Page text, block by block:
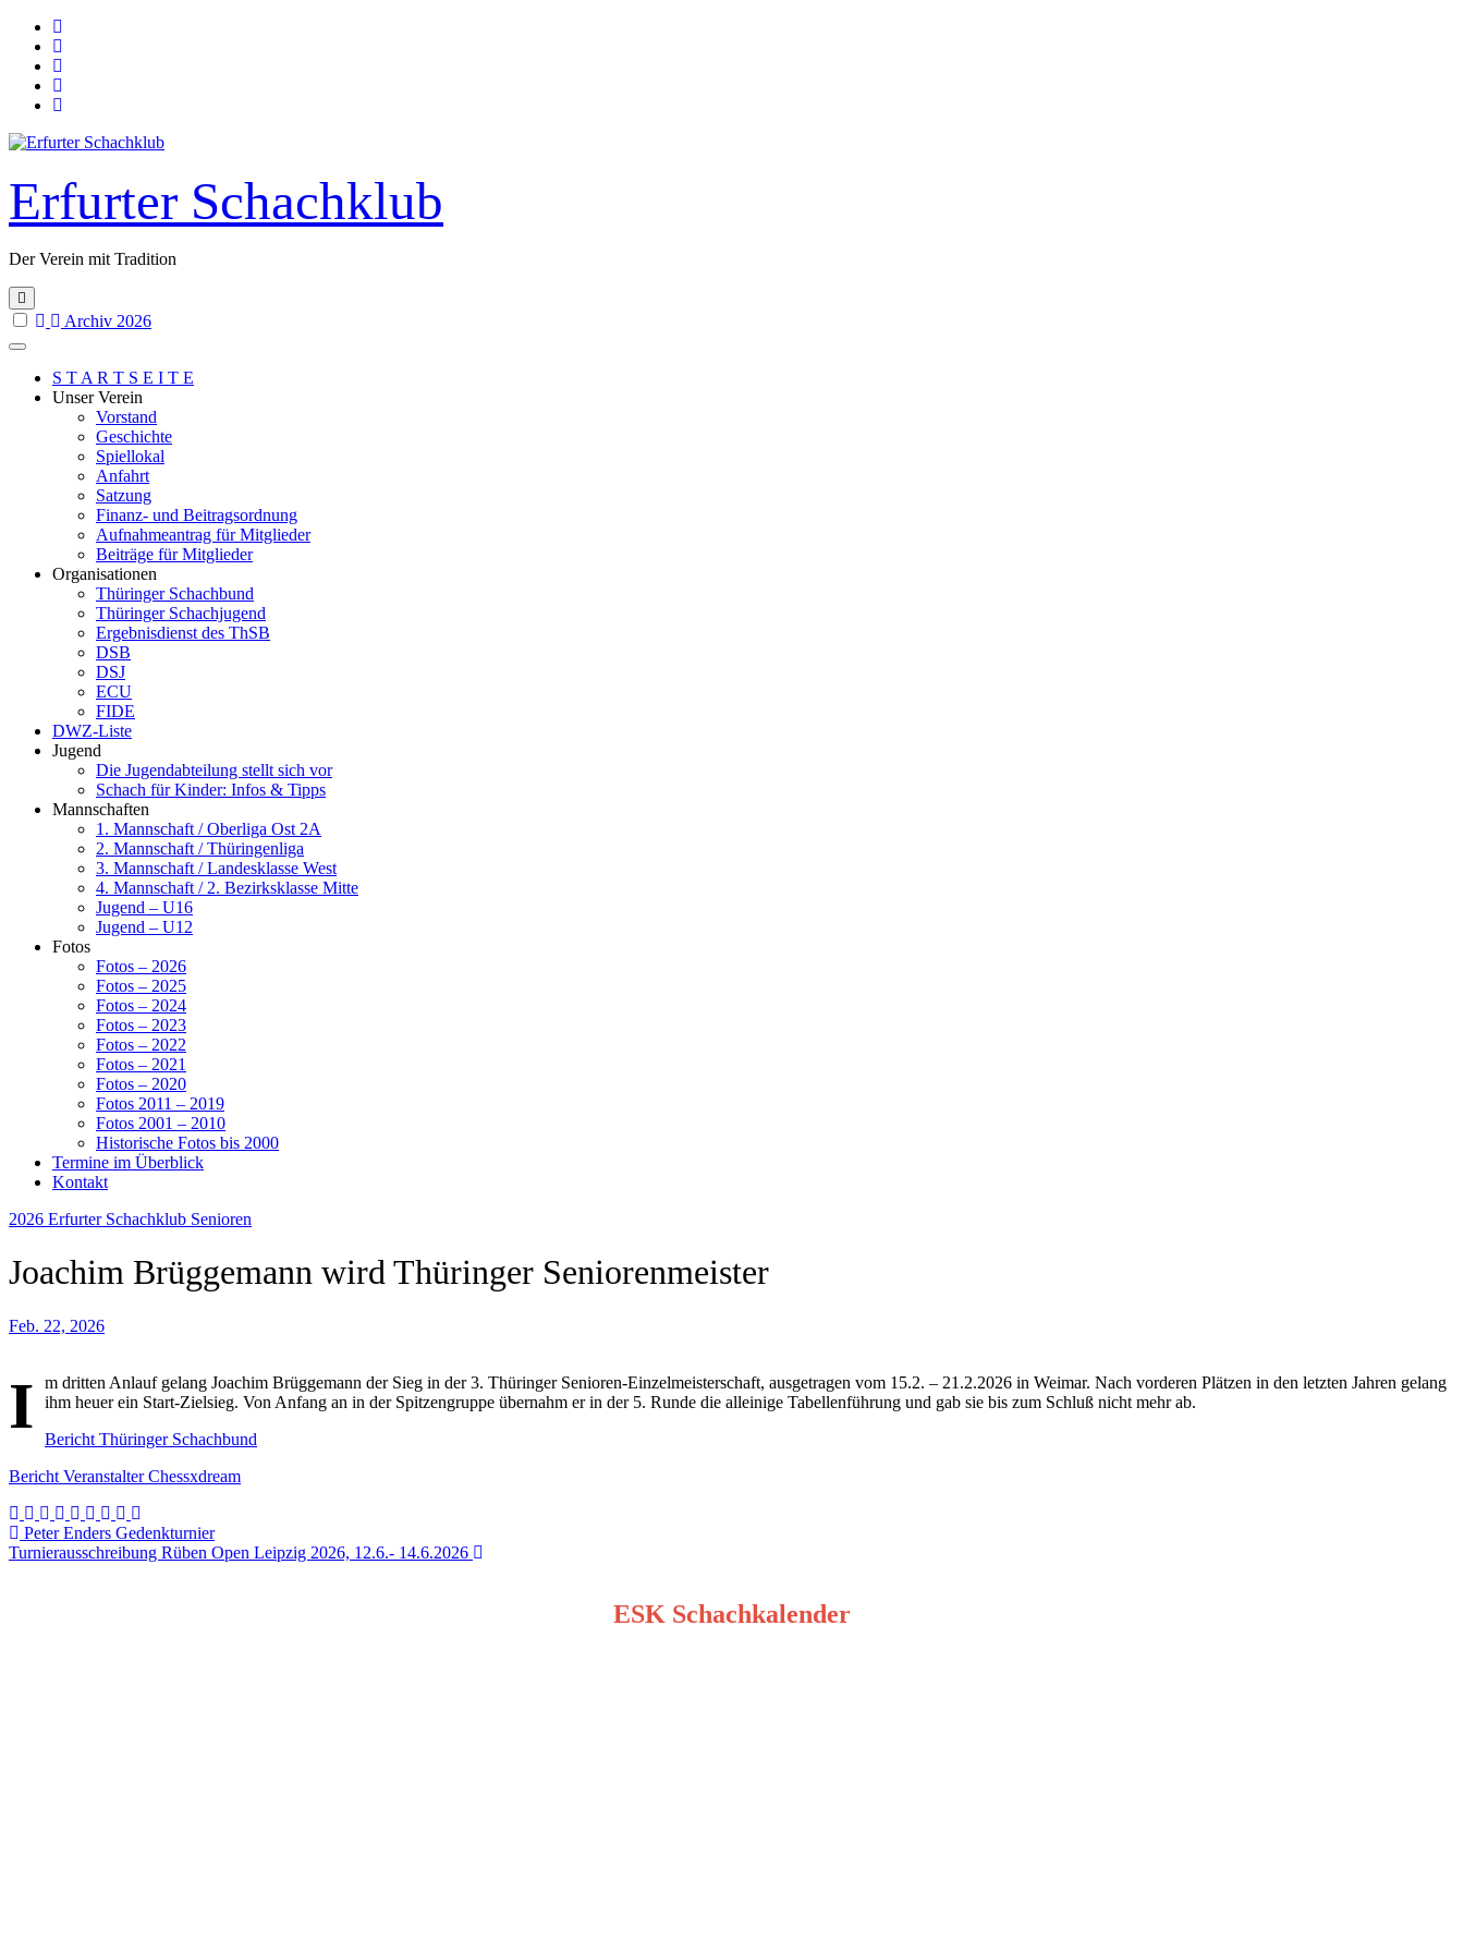
Skip
content
Erfurter Schachklub
Der Verein mit Tradition
Archiv 2026
S T A R T S E I T E
Unser Verein
Vorstand
Geschichte
Spiellokal
Anfahrt
Satzung
Finanz- und Beitragsordnung
Aufnahmeantrag für Mitglieder
Beiträge für Mitglieder
Organisationen
Thüringer Schachbund
Thüringer Schachjugend
Ergebnisdienst des ThSB
DSB
DSJ
ECU
FIDE
DWZ-Liste
Jugend
Die Jugendabteilung stellt sich vor
Schach für Kinder: Infos & Tipps
Mannschaften
1. Mannschaft / Oberliga Ost 2A
2. Mannschaft / Thüringenliga
3. Mannschaft / Landesklasse West
4. Mannschaft / 2. Bezirksklasse Mitte
Jugend – U16
Jugend – U12
Fotos
Fotos – 2026
Fotos – 2025
Fotos – 2024
Fotos – 2023
Fotos – 2022
Fotos – 2021
Fotos – 2020
Fotos 2011 – 2019
Fotos 2001 – 2010
Historische Fotos bis 2000
Termine im Überblick
Kontakt
2026 Erfurter Schachklub Senioren
Joachim Brüggemann wird Thüringer Seniorenmeister
Feb. 22, 2026
I
m dritten Anlauf gelang Joachim Brüggemann der Sieg in der 3. Thüringer Senioren-Einzelmeisterschaft, ausgetragen vom 15.2. – 21.2.2026 in Weimar. Nach vorderen Plätzen in den letzten Jahren gelang
ihm heuer ein Start-Zielsieg. Von Anfang an in der Spitzengruppe übernahm er in der 5. Runde die alleinige Tabellenführung und gab sie bis zum Schluß nicht mehr ab.
Bericht Thüringer Schachbund
Bericht Veranstalter Chessxdream
Beitragsnavigation
Peter Enders Gedenkturnier
Turnierausschreibung Rüben Open Leipzig 2026, 12.6.- 14.6.2026
ESK Schachkalender